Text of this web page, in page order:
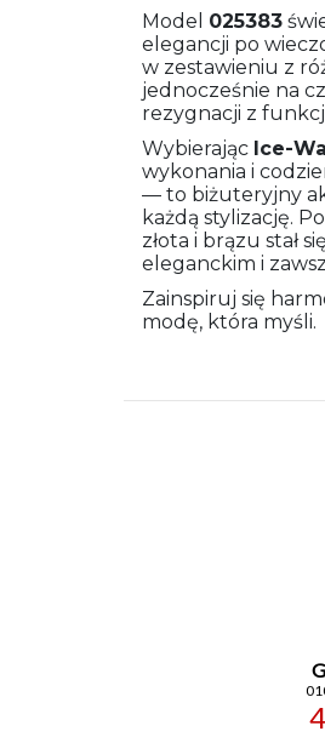
Model 025383
elegancji po
w zestawieniu z
jednocześnie na
rezygnacji z
Wybierając Ice-
wykonania i
— to biżuteryjny
każdą stylizację.
złota i brązu stał
eleganckim i
Zainspiruj się
modę, która myśli.